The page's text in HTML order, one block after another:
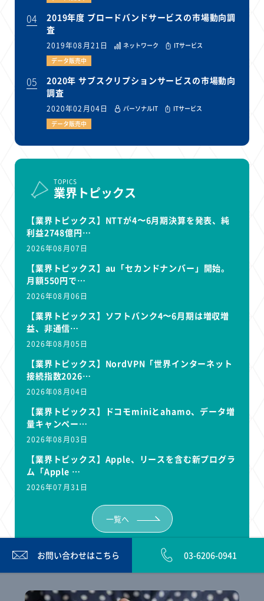
04
2019年度 ブロードバンドサービスの市場動向調
査
2019年08月21日 ネットワーク
ITサービス
データ販売中
05
2020年 サブスクリプションサービスの市場動向
調査
2020年02月04日 パーソナルIT
ITサービス
データ販売中
TOPICS
業界トピックス
【業界トピックス】NTTが4〜6月期決算を発表、純
利益2748億円…
2026年08月07日
【業界トピックス】au「セカンドナンバー」開始。
月額550円で…
2026年08月06日
【業界トピックス】ソフトバンク4〜6月期は増収増
益、非通信…
2026年08月05日
【業界トピックス】NordVPN「世界インターネット
接続指数2026…
2026年08月04日
【業界トピックス】ドコモminiとahamo、データ増
量キャンペー…
2026年08月03日
【業界トピックス】Apple、リースを含む新プログラ
ム「Apple …
2026年07月31日
一覧へ
お問い合わせはこちら 03-6206-0941